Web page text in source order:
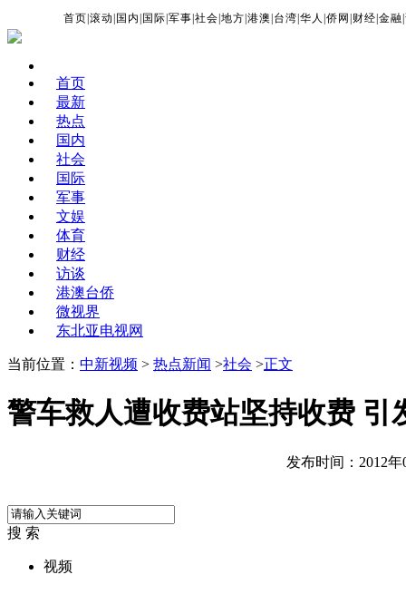
首页 |滚动 国内 国际 |军事 |社会 |地方 |港澳 台湾 |华人 |侨网 财经 |金融 |
首页
最新
热点
国内
社会
国际
军事
文娱
体育
财经
访谈
港澳台侨
微视界
东北亚电视网
当前位置： 中新视频 > 热点新闻 >社会 >正文
警车救人遭收费站坚持收费 引
发布时间：2012年
搜 索
视频